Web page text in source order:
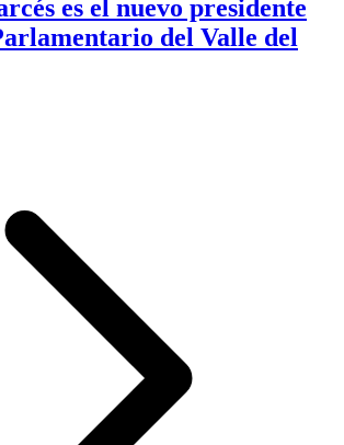
es el nuevo presidente
del Valle del